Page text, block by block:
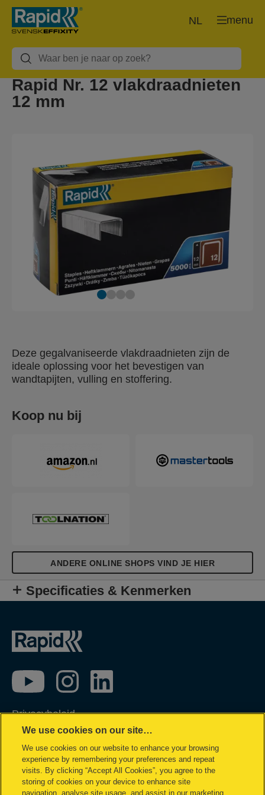
menu
NL
Rapid Nr. 12 vlakdraadnieten
12 mm
Deze gegalvaniseerde vlakdraadnieten zijn de
ideale oplossing voor het bevestigen van
wandtapijten, vulling en stoffering.
Koop nu bij
ANDERE ONLINE SHOPS VIND JE HIER
Specificaties & Kenmerken
Privacybeleid
Cookie policy
Inzage in mijn gegevens
Conformiteitsverklaringen
Juridische kennisgeving
We use cookies on our site…
We use cookies on our website to enhance your browsing
experience by remembering your preferences and repeat
visits. By clicking “Accept All Cookies”, you agree to the
storing of cookies on your device to enhance site
navigation, analyse site usage, and assist in our marketing